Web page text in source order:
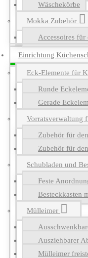
Wäschekörbe
Mokka Zubehör
Accessoires
Einrichtung
Eck-Elemente für
Runde
Gerade
Vorratsverwaltung
Zubehör für
Zubehör für
Schubladen und
Feste
Besteckkasten
Mülleimer
Ausziehbarer
Mülleimer